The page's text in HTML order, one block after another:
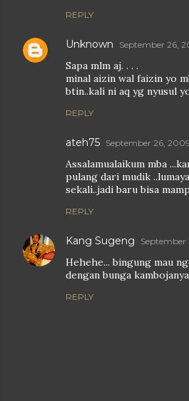
REPLY
Unknown September 26,
Sapa mlm aj. . . .
minal aizin wal faizin yo
btin..kali ni aq yg nyusul
REPLY
ateh75 September 26,
Assalamualaikum mba
pulang dari mudik
sekali..jadi baru bisa
REPLY
Kang Sugeng September
Hehehe... bingung mau
dengan bunga kambojanya
REPLY